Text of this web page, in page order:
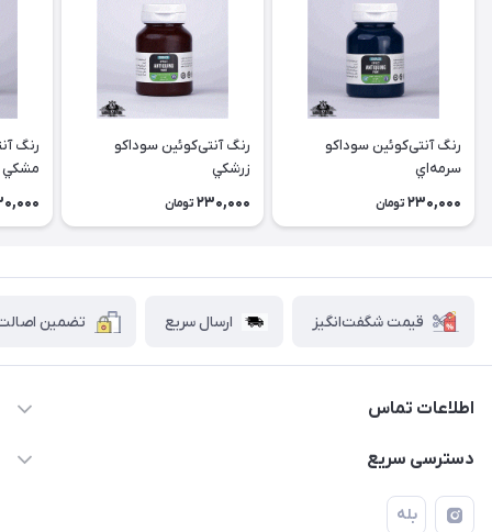
رنگ آنتی‌کوئین سوداکو
سرمه‌اي
230,000 تومان
رنگ آنتی‌کوئین سوداکو
زرشكي
230,000 تومان
رنگ
مشكي
قیمت شگفت‌انگیز ارسال سریع تضمین اصالت
اطلاعات تماس
۰۲۱۷۷۰۶۰۰۲۸ ـ ۰۹۱۹۰۰۲۸۲۴۷
فروشگاه آبتین
دسترسی سریع
حساب کاربری
بله